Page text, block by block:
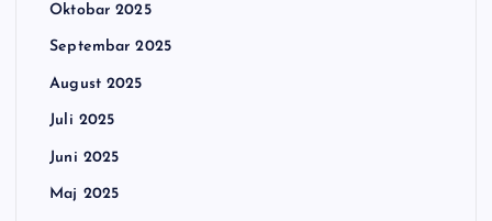
Oktobar 2025
Septembar 2025
August 2025
Juli 2025
Juni 2025
Maj 2025